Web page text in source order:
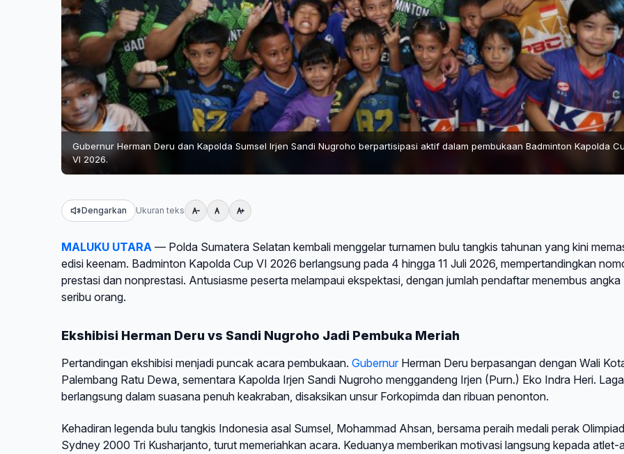
Gubernur Herman Deru dan Kapolda Sumsel Irjen Sandi Nugroho berpartisipasi aktif dalam pembukaan Badminton Kapolda
VI 2026.
Dengarkan Ukuran teks
MALUKU UTARA — Polda Sumatera Selatan kembali menggelar turnamen bulu tangkis tahunan yang kini
edisi keenam. Badminton Kapolda Cup VI 2026 berlangsung pada 4 hingga 11 Juli 2026, mempertandingkan
prestasi dan nonprestasi. Antusiasme peserta melampaui ekspektasi, dengan jumlah pendaftar menembus angka
seribu orang.
Ekshibisi Herman Deru vs Sandi Nugroho Jadi Pembuka Meriah
Pertandingan ekshibisi menjadi puncak acara pembukaan. GubernurHerman Deru berpasangan dengan Wali
Palembang Ratu Dewa, sementara Kapolda Irjen Sandi Nugroho menggandeng Irjen (Purn.) Eko Indra Heri.
berlangsung dalam suasana penuh keakraban, disaksikan unsur Forkopimda dan ribuan penonton.
Kehadiran legenda bulu tangkis Indonesia asal Sumsel, Mohammad Ahsan, bersama peraih medali perak
Sydney 2000 Tri Kusharjanto, turut memeriahkan acara. Keduanya memberikan motivasi langsung kepada atlet-